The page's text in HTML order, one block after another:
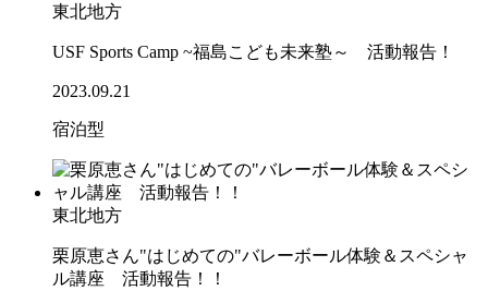
東北地方
USF Sports Camp ~福島こども未来塾～ 活動報告！
2023.09.21
宿泊型
東北地方
栗原恵さん"はじめての"バレーボール体験＆スペシャ
ル講座 活動報告！！